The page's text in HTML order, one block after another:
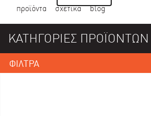
προϊόντα σχετικά blog
ΚΑΤΗΓΟΡΙΕΣ ΠΡΟΪΟΝΤΩΝ
ΦΙΛΤΡΑ